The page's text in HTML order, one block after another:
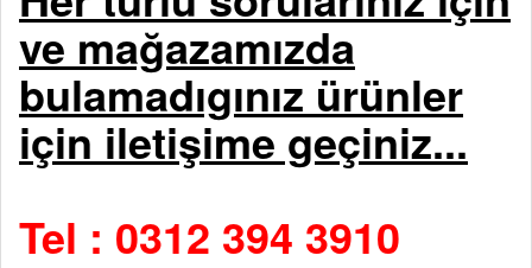
ve mağazamızda
bulamadıgınız ürünler
için iletişime geçiniz...
Tel : 0312 394 3910